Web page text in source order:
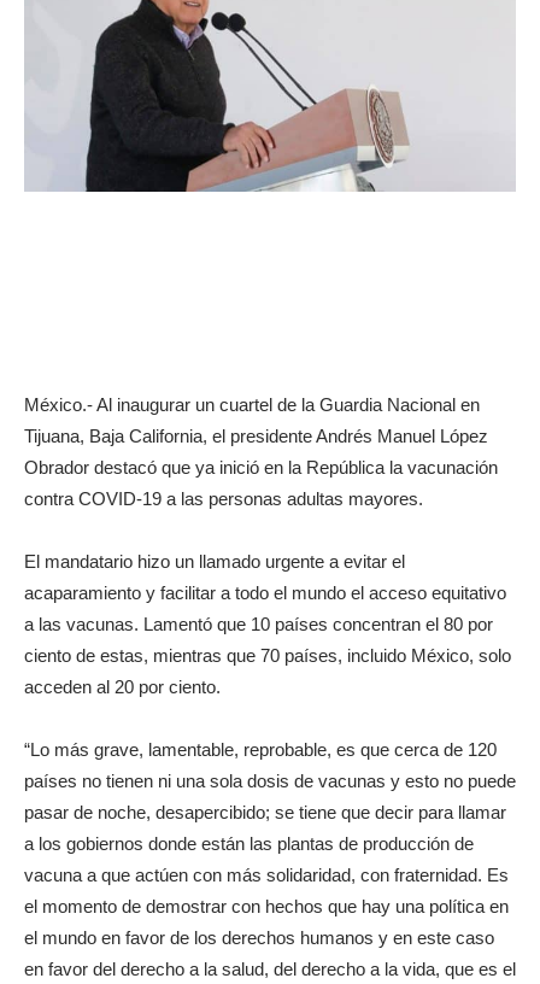
México.- Al inaugurar un cuartel de la Guardia Nacional en
Tijuana, Baja California, el presidente Andrés Manuel López
Obrador destacó que ya inició en la República la vacunación
contra COVID-19 a las personas adultas mayores.
El mandatario hizo un llamado urgente a evitar el
acaparamiento y facilitar a todo el mundo el acceso equitativo
a las vacunas. Lamentó que 10 países concentran el 80 por
ciento de estas, mientras que 70 países, incluido México, solo
acceden al 20 por ciento.
“Lo más grave, lamentable, reprobable, es que cerca de 120
países no tienen ni una sola dosis de vacunas y esto no puede
pasar de noche, desapercibido; se tiene que decir para llamar
a los gobiernos donde están las plantas de producción de
vacuna a que actúen con más solidaridad, con fraternidad. Es
el momento de demostrar con hechos que hay una política en
el mundo en favor de los derechos humanos y en este caso
en favor del derecho a la salud, del derecho a la vida, que es el